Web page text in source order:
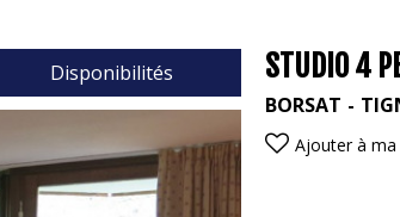
Disponibilités STUDIO 4
BORSAT
Ajouter à